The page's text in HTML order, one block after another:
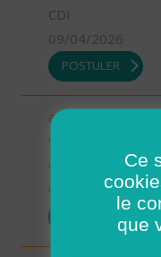
CDI
09/04/2026
POSTULER
aide soignant
09/04/2026
Ce
le
que